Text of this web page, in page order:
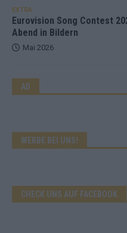
EXTRA
Eurovision Song Contest
Abend in Bildern
Mai 2026
AD
WERBE BEI UNS!
CHECK UNS AUF FACEBOOK